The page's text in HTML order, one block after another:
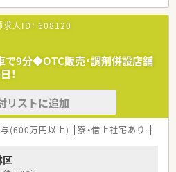
にも最適です
ではの福利厚生が充実していますので、
短時間勤務制度など、ライフスタイルの
お仕事を続けられる実績が多数ありま
格基準を設けていますので、ご自身の
され、やりがいを持って取り組んでいく
人ID： 608120
で9分◆OTC販売・調剤併設店舗
！
リストに追加
(600万円以上) 寮・借上社宅あり
区